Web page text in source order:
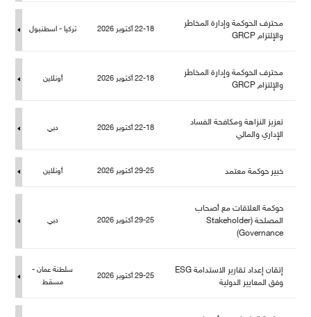
حترف الحوكمة وإدارة المخاطر
والإلتزام GRCP
22-18 أكتوبر 2026 تركيا - اسطنبو
حترف الحوكمة وإدارة المخاطر
والإلتزام GRCP
22-18 أكتوبر 2026 أونلاين
تعزيز النزاهة ومكافحة الفساد
الإداري والمالي
22-18 أكتوبر 2026 دبي
خبير حوكمة معتمد 29-25 أكتوبر 2026 أونلاين
حوكمة العلاقات مع أصحاب
المصلحة (Stakeholder
Governance)
29-25 أكتوبر 2026 دبي
إتقان إعداد تقارير الاستدامة ESG
وفق المعايير الدولية
29-25 أكتوبر 2026
سلطنة عمان -
سقط